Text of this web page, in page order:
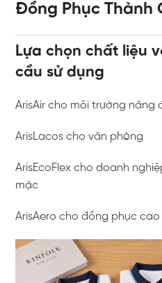
Đồng Phục Thành
Lựa chọn chất liệu
cầu sử dụng
ArisAir cho môi trường năng
ArisLacos cho văn phòng
ArisEcoFlex cho doanh
mặc
ArisAero cho đồng phục